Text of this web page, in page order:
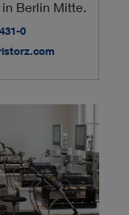
Berlin Mitte.
0